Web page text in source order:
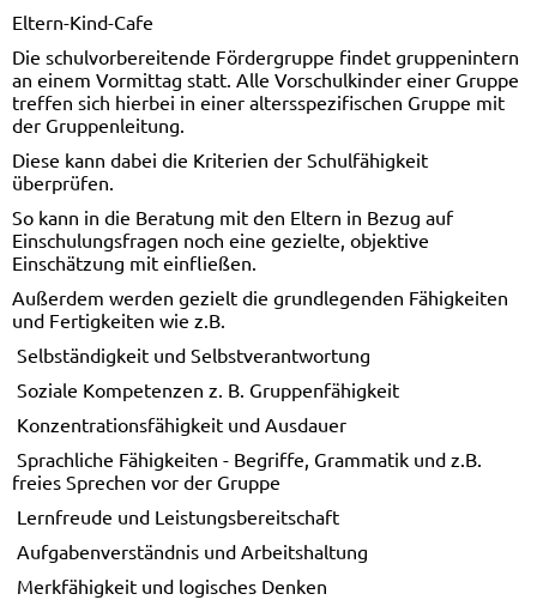
Eltern-Kind-Cafe
Die schulvorbereitende Fördergruppe findet gruppenintern
an einem Vormittag statt. Alle Vorschulkinder einer Gruppe
treffen sich hierbei in einer altersspezifischen Gruppe mit
der Gruppenleitung.
Diese kann dabei die Kriterien der Schulfähigkeit
überprüfen.
So kann in die Beratung mit den Eltern in Bezug auf
Einschulungsfragen noch eine gezielte, objektive
Einschätzung mit einfließen.
Außerdem werden gezielt die grundlegenden Fähigkeiten
und Fertigkeiten wie z.B.
 Selbständigkeit und Selbstverantwortung
 Soziale Kompetenzen z. B. Gruppenfähigkeit
 Konzentrationsfähigkeit und Ausdauer
 Sprachliche Fähigkeiten - Begriffe, Grammatik und z.B.
freies Sprechen vor der Gruppe
 Lernfreude und Leistungsbereitschaft
 Aufgabenverständnis und Arbeitshaltung
 Merkfähigkeit und logisches Denken